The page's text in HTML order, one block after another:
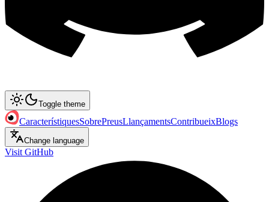
Toggle theme
CaracterístiquesSobrePreusLlançamentsContribueixBlogs
Change language
Visit GitHub